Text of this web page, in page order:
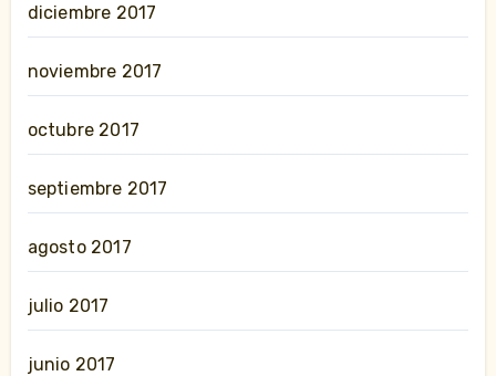
diciembre 2017
noviembre 2017
octubre 2017
septiembre 2017
agosto 2017
julio 2017
junio 2017